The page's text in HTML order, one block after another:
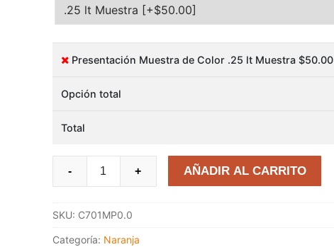
Presentación Muestra de Color .25 lt Muestra $50.00
Opción total
Total
25YY
79/240
- + AÑADIR AL CARRITO
SKU: C701MP0.0
Categoría: Naranja